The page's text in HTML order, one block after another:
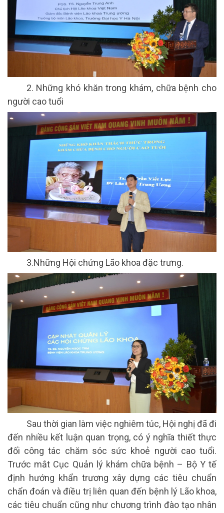
2. Những khó khăn trong khám, chữa bệnh cho
người cao tuổi
3.Những Hội chứng Lão khoa đặc trưng.
Sau thời gian làm việc nghiêm túc, Hội nghị đã đi
đến nhiều kết luận quan trọng, có ý nghĩa thiết thực
đối công tác chăm sóc sức khoẻ người cao tuổi.
Trước mắt Cục Quản lý khám chữa bệnh – Bộ Y tế
định hướng khẩn trương xây dựng các tiêu chuẩn
chẩn đoán và điều trị liên quan đến bệnh lý Lão khoa,
các tiêu chuẩn cũng như chương trình đào tạo nhân